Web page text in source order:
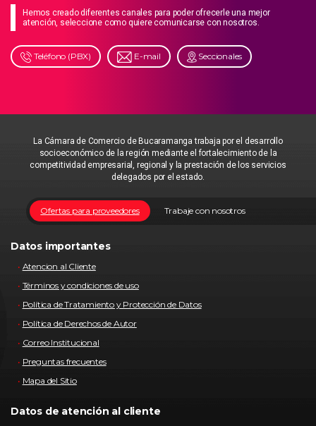
Hemos creado diferentes canales para poder ofrecerle una mejor
atención, seleccione como quiere comunicarse con nosotros.
Teléfono (PBX) E-mail Seccionales
La Cámara de Comercio de Bucaramanga trabaja por el desarrollo
socioeconómico de la región mediante el fortalecimiento de la
competitividad empresarial, regional y la prestación de los servicios
delegados por el estado.
Trabaje con nosotros
Ofertas para proveedores
Datos importantes
Atencion al Cliente
Términos y condiciones de uso
Política de Tratamiento y Protección de Datos
Política de Derechos de Autor
Correo Institucional
Preguntas frecuentes
Mapa del Sitio
Datos de atención al cliente